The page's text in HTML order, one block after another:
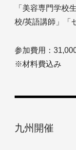
「美容専門学校
校/英語講師」「
参加費用：
※材料費込み
九州開催